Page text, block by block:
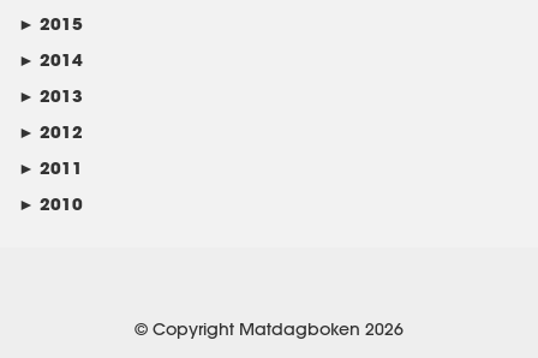
► 2015
► 2014
► 2013
► 2012
► 2011
► 2010
© Copyright Matdagboken 2026